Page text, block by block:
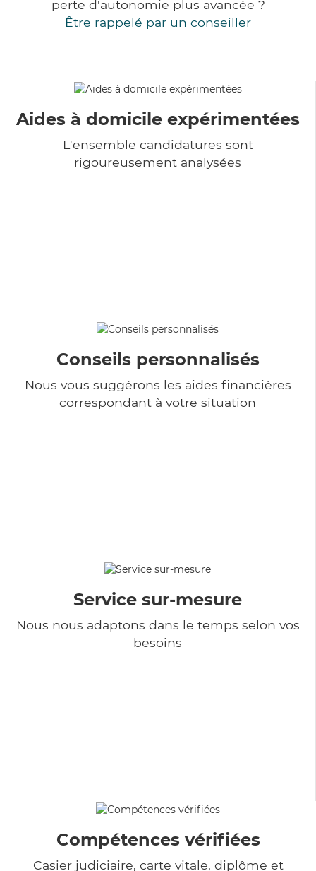
perte d'autonomie plus avancée ?
Être rappelé par un conseiller
Aides à domicile expérimentées
L'ensemble candidatures sont
rigoureusement analysées
Conseils personnalisés
Nous vous suggérons les aides financières
correspondant à votre situation
Service sur-mesure
Nous nous adaptons dans le temps selon vos
besoins
Compétences vérifiées
Casier judiciaire, carte vitale, diplôme et